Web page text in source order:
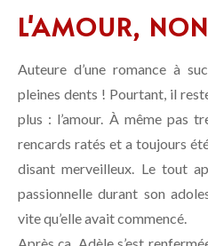
L'AMOUR,
Auteure d’une romance à
pleines dents ! Pourtant, il
plus : l’amour. À même pas
rencards ratés et a toujours
disant merveilleux. Le tout
passionnelle durant son
vite qu’elle avait commencé.